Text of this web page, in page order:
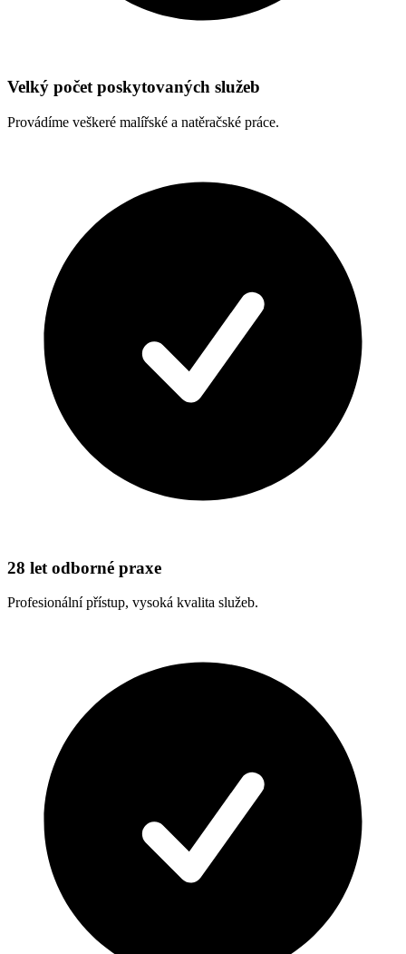
Velký počet poskytovaných služeb
Provádíme veškeré malířské a natěračské práce.
28 let odborné praxe
Profesionální přístup, vysoká kvalita služeb.